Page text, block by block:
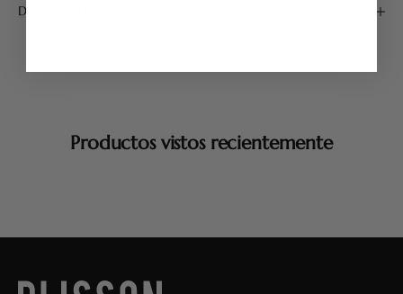
Detalles del producto
Productos vistos recientemente